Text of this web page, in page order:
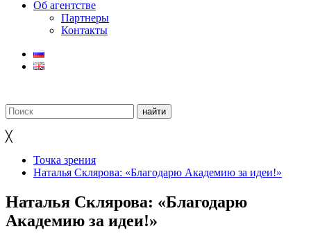
Об агентстве
Партнеры
Контакты
╳
Точка зрения
Наталья Склярова: «Благодарю Академию за идеи!»
Наталья Склярова: «Благодарю
Академию за идеи!»